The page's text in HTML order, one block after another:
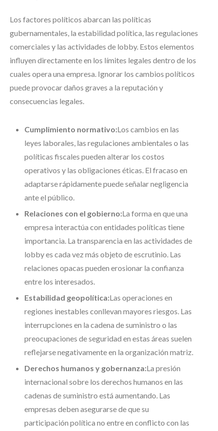
Los factores políticos abarcan las políticas
gubernamentales, la estabilidad política, las regulaciones
comerciales y las actividades de lobby. Estos elementos
influyen directamente en los límites legales dentro de los
cuales opera una empresa. Ignorar los cambios políticos
puede provocar daños graves a la reputación y
consecuencias legales.
Cumplimiento normativo:Los cambios en las
leyes laborales, las regulaciones ambientales o las
políticas fiscales pueden alterar los costos
operativos y las obligaciones éticas. El fracaso en
adaptarse rápidamente puede señalar negligencia
ante el público.
Relaciones con el gobierno:La forma en que una
empresa interactúa con entidades políticas tiene
importancia. La transparencia en las actividades de
lobby es cada vez más objeto de escrutinio. Las
relaciones opacas pueden erosionar la confianza
entre los interesados.
Estabilidad geopolítica:Las operaciones en
regiones inestables conllevan mayores riesgos. Las
interrupciones en la cadena de suministro o las
preocupaciones de seguridad en estas áreas suelen
reflejarse negativamente en la organización matriz.
Derechos humanos y gobernanza:La presión
internacional sobre los derechos humanos en las
cadenas de suministro está aumentando. Las
empresas deben asegurarse de que su
participación política no entre en conflicto con las